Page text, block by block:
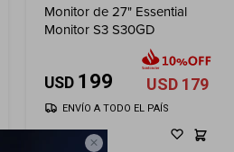

Monitor de 27" Essential
Monitor S3 S30GD
USD 199 USD 179
ENVÍO A TODO EL PAÍS